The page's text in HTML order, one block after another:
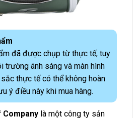
đã được chụp từ thực tế, tuy
trường ánh sáng và màn hình
thực tế có thể không hoàn
ý điều này khi mua hàng.
là một công ty sản